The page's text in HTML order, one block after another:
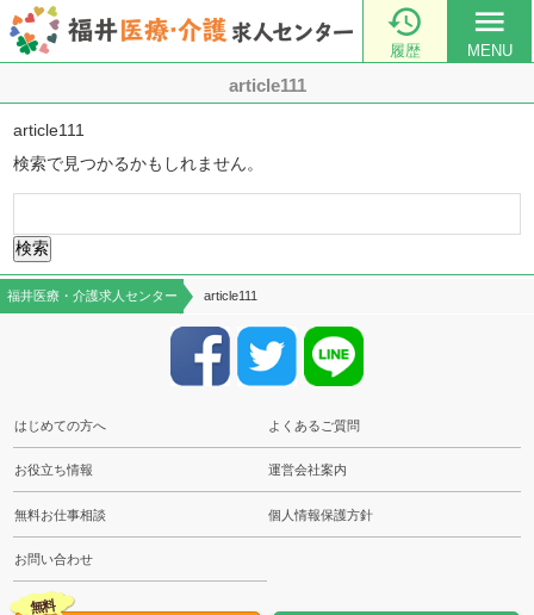

履歴
menu
MENU
article111
article111
検索で見つかるかもしれません。
索:
福井医療・介護求人センター article111
はじめての方へ よくあるご質問
お役立ち情報 運営会社案内
無料お仕事相談 個人情報保護方針
お問い合わせ
無料